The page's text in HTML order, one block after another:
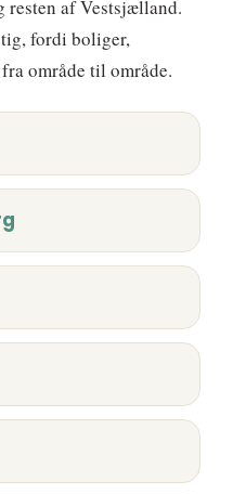
resten af Vestsjælland.
fordi boliger,
område til område.